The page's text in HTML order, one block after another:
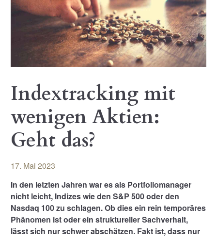
Indextracking mit
wenigen Aktien:
Geht das?
17. Mai 2023
In den letzten Jahren war es als Portfoliomanager
nicht leicht, Indizes wie den S&P 500 oder den
Nasdaq 100 zu schlagen. Ob dies ein rein temporäres
Phänomen ist oder ein struktureller Sachverhalt,
lässt sich nur schwer abschätzen. Fakt ist, dass nur